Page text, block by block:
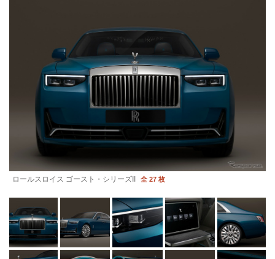
ロールスロイス ゴースト・シリーズII 全 27 枚